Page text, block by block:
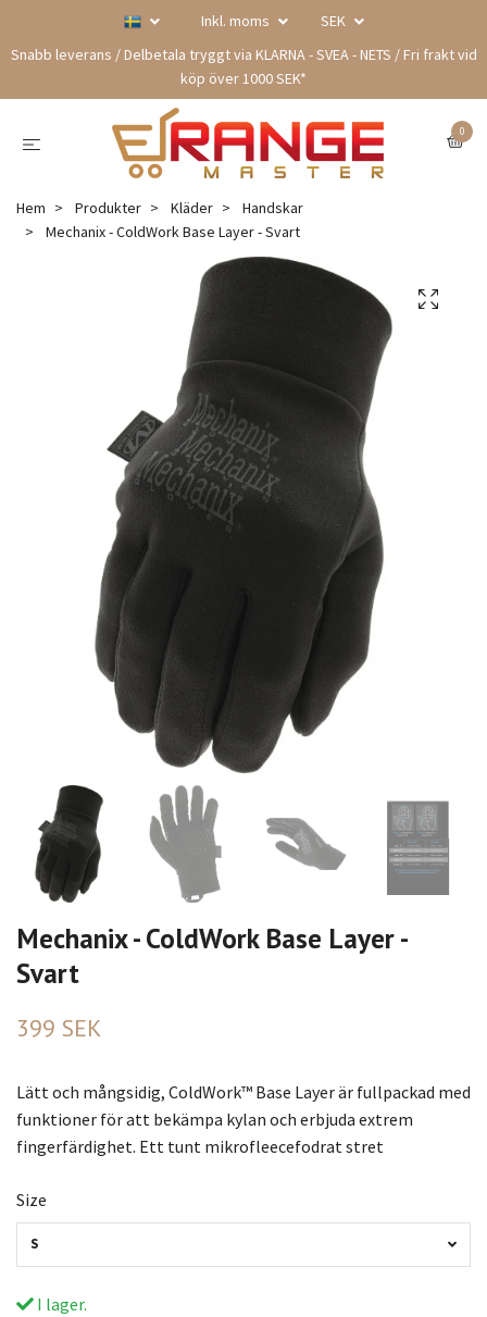
Inkl. moms
SEK
Snabb leverans / Delbetala tryggt via KLARNA - SVEA - NETS / Fri frakt vid
köp över 1000 SEK*
0
Hem Produkter Kläder
Handskar
Mechanix - ColdWork Base Layer - Svart
Mechanix - ColdWork Base Layer -
Svart
399 SEK
Lätt och mångsidig, ColdWork™ Base Layer är fullpackad med
funktioner för att bekämpa kylan och erbjuda extrem
fingerfärdighet. Ett tunt mikrofleecefodrat stret
Size
S
I lager.